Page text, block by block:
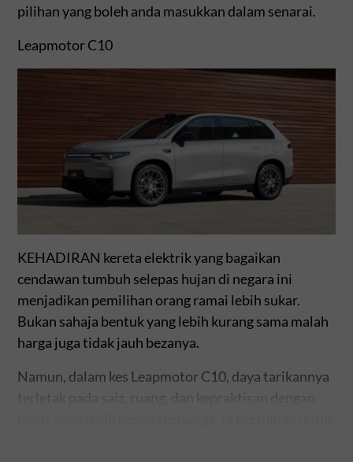
pilihan yang boleh anda masukkan dalam senarai.
Leapmotor C10
KEHADIRAN kereta elektrik yang bagaikan
cendawan tumbuh selepas hujan di negara ini
menjadikan pemilihan orang ramai lebih sukar.
Bukan sahaja bentuk yang lebih kurang sama malah
harga juga tidak jauh bezanya.
Namun, dalam kes Leapmotor C10, daya tarikannya
terletak pada saiz, ruang, dan kepraktisan dengan